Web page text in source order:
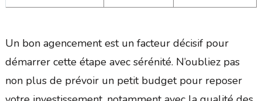
Un bon agencement est un facteur décisif pour
démarrer cette étape avec sérénité. N’oubliez pas
non plus de prévoir un petit budget pour reposer